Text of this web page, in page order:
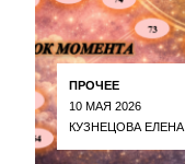
ПРОЧЕЕ
10 МАЯ 2026
КУЗНЕЦОВА ЕЛЕНА